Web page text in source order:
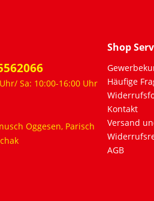
Sa: 10:00-16:00 Uhr
Oggesen, Parisch
Shop
Häufige
Kontakt
Versand
AGB